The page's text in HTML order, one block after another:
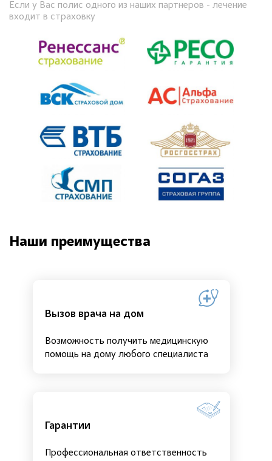
Если у Вас полис одного из наших партнеров - лечение
входит в страховку
Наши преимущества
Вызов врача на дом
Возможность получить медицинскую
помощь на дому любого специалиста
Гарантии
Профессиональная ответственность